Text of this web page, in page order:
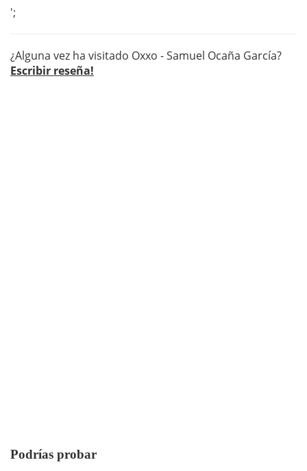
';
¿Alguna vez ha visitado Oxxo - Samuel Ocaña García?
Escribir reseña!
Podrías probar